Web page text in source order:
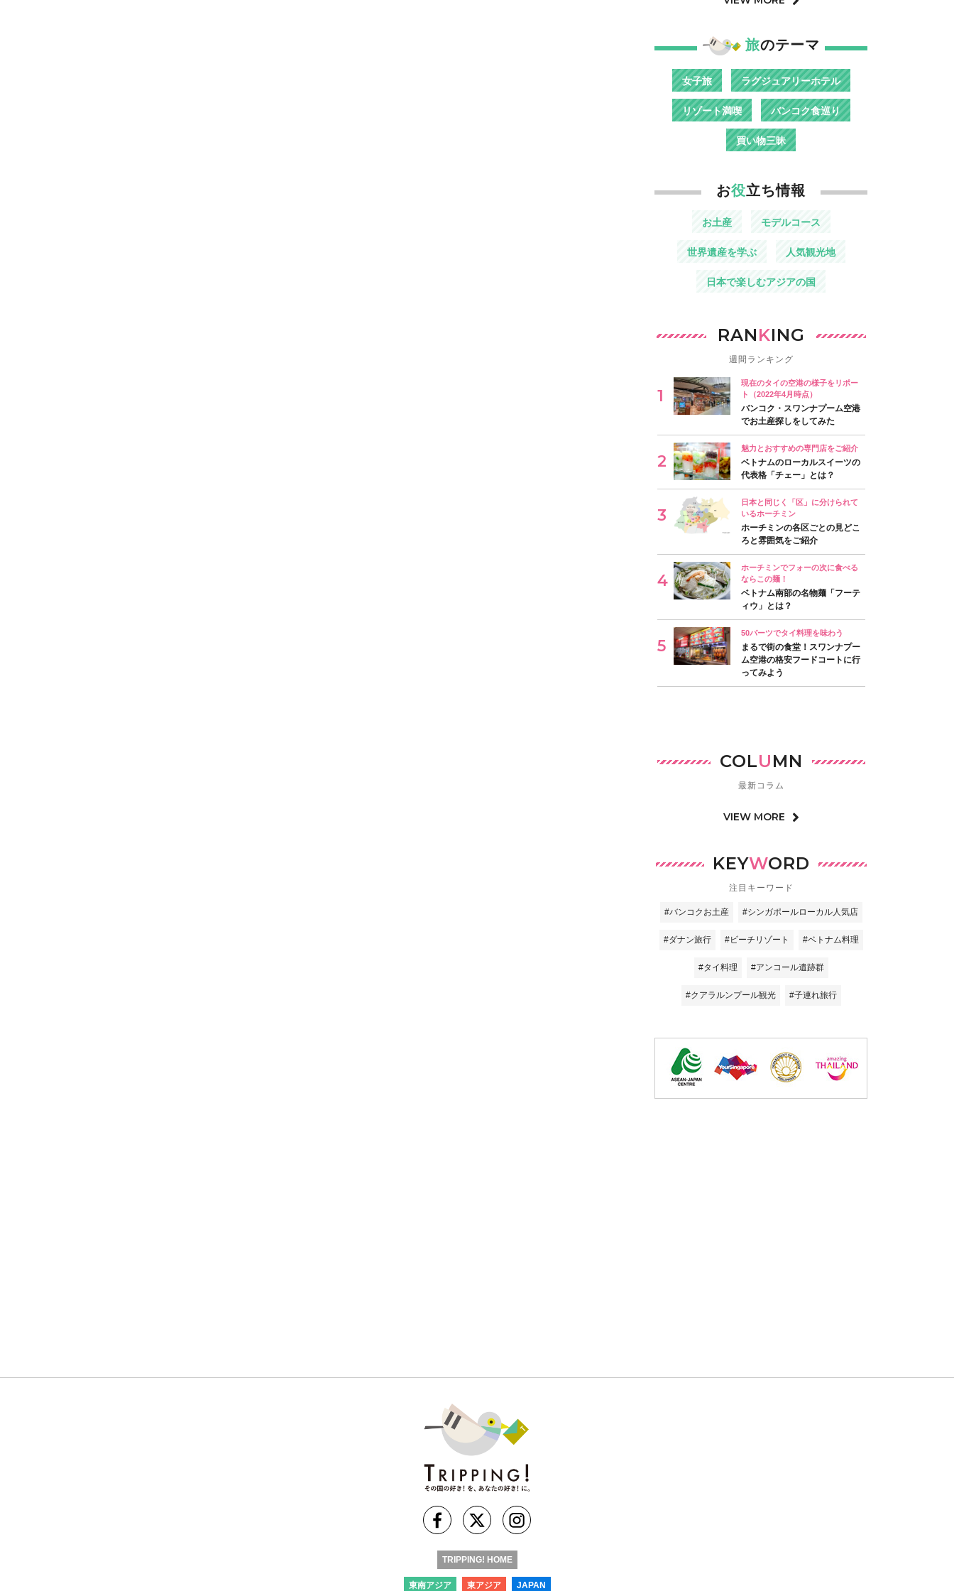
旅のテーマ
女子旅 ラグジュアリーホテル
リゾート満喫 バンコク食巡り
買い物三昧
お役立ち情報
お土産 モデルコース
世界遺産を学ぶ 人気観光地
日本で楽しむアジアの国
RANKING
週間ランキング
現在のタイの空港の様子をリポー
ト（2022年4月時点）
バンコク・スワンナプーム空港
でお土産探しをしてみた
魅力とおすすめの専門店をご紹介
ベトナムのローカルスイーツの
代表格「チェー」とは？
日本と同じく「区」に分けられて
いるホーチミン
ホーチミンの各区ごとの見どこ
ろと雰囲気をご紹介
ホーチミンでフォーの次に食べる
ならこの麺！
ベトナム南部の名物麺「フーテ
ィウ」とは？
50バーツでタイ料理を味わう
まるで街の食堂！スワンナプー
ム空港の格安フードコートに行
ってみよう
COLUMN
最新コラム
VIEW MORE
KEYWORD
注目キーワード
#バンコクお土産 #シンガポールローカル人気店
#ダナン旅行 #ビーチリゾート #ベトナム料理
#タイ料理 #アンコール遺跡群
#クアラルンプール観光 #子連れ旅行
TRIPPING! HOME
東南アジア 東アジア JAPAN